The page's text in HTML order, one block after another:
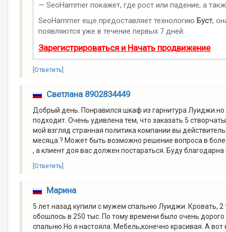
— SeoHammer покажет, где рост или падение, а
SeoHammer еще предоставляет технологиюБуст,
появляются уже в течение первых 7 дней.
Зарегистрироваться и Начать продвижение
[Ответить]
Светлана 8902834449
Добрый день. Понравился шкаф из гарнитура
подходит. Очень удивлена тем, что заказать 5
мой взгляд странная политика компании вы
месяца.? Может быть возможно решение вопроса в
, а клиент доя вас должен постараться. Буду благодарна
[Ответить]
Марина
5 лет назад купили с мужем спальню Луиджи. Кровать,
обошлось в 250 тыс. По тому времени было очень
спальню.Но я настояла. Мебель,конечно красивая. А вот